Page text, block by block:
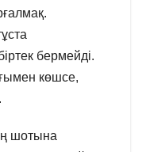
бермейді.
көшсе,
шотына